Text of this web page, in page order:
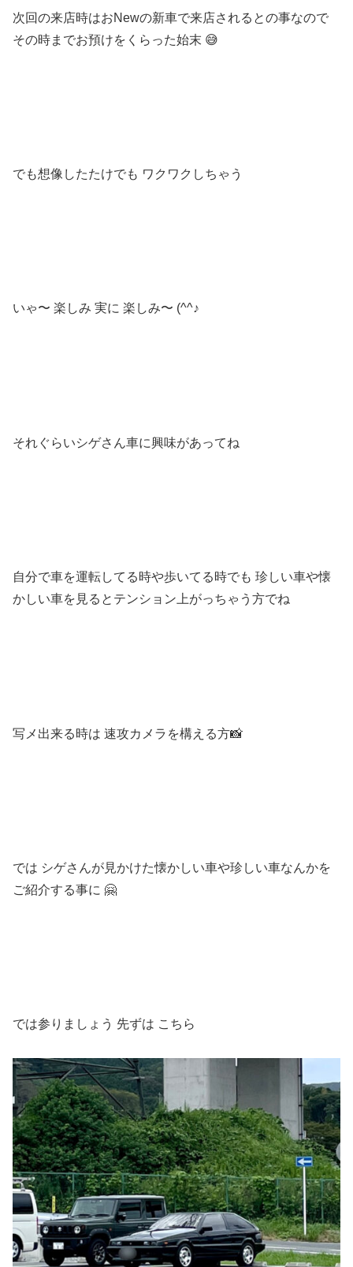
次回の来店時はおNewの新車で来店されるとの事なので
その時までお預けをくらった始末 😅
でも想像したたけでも ワクワクしちゃう
いゃ〜 楽しみ 実に 楽しみ〜 (^^♪
それぐらいシゲさん車に興味があってね
自分で車を運転してる時や歩いてる時でも 珍しい車や懐
かしい車を見るとテンション上がっちゃう方でね
写メ出来る時は 速攻カメラを構える方📸
では シゲさんが見かけた懐かしい車や珍しい車なんかを
ご紹介する事に 🤗
では参りましょう 先ずは こちら